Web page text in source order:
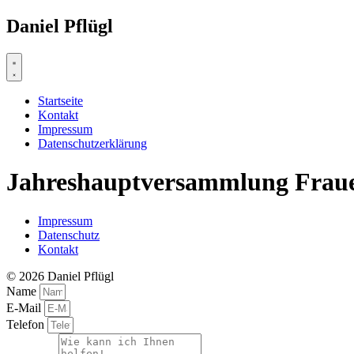
Zum
Inhalt
springen
Daniel Pflügl
Startseite
Kontakt
Impressum
Datenschutzerklärung
Jahreshauptversammlung
Impressum
Datenschutz
Kontakt
© 2026 Daniel Pflügl
Name
E-Mail
Telefon